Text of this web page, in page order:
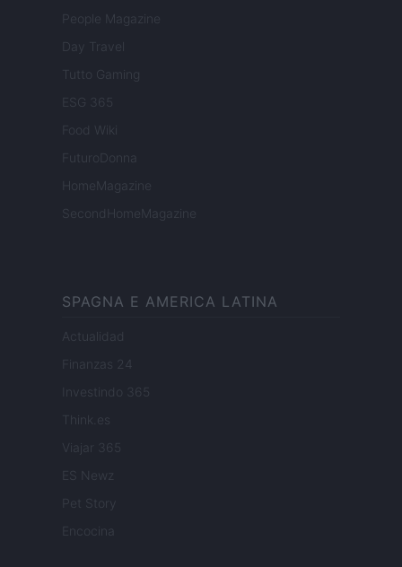
People Magazine
Day Travel
Tutto Gaming
ESG 365
Food Wiki
FuturoDonna
HomeMagazine
SecondHomeMagazine
SPAGNA E AMERICA LATINA
Actualidad
Finanzas 24
Investindo 365
Think.es
Viajar 365
ES Newz
Pet Story
Encocina